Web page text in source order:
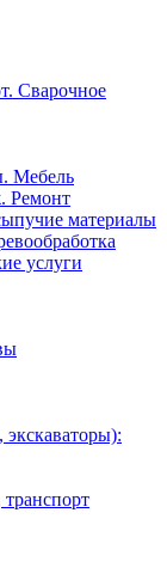
Сварочное
Мебель
Ремонт
материалы
услуги